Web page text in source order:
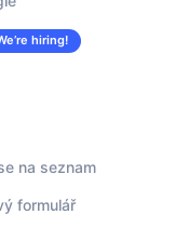
hiring!
na seznam
formulář